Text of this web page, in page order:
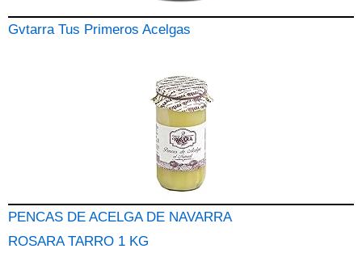
Gvtarra Tus Primeros Acelgas
PENCAS DE ACELGA DE NAVARRA
ROSARA TARRO 1 KG